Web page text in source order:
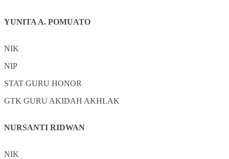
YUNITA A. POMUATO
NIK
NIP
STAT GURU HONOR
GTK GURU AKIDAH AKHLAK
NURSANTI RIDWAN
NIK